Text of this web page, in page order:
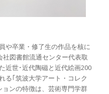
や卒業・修了生の作品を核に
図書館流通センター代表取
近世･近代陶磁と近代絵画200
る｢筑波大学アート・コレク
ンの特徴は、芸術専門学群